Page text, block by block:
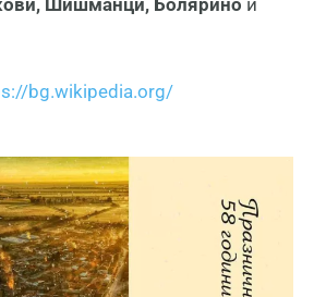
Шишманци, Болярино и
bg.wikipedia.org/